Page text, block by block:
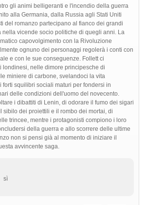
gli animi belligeranti e l'incendio della guerra
alla Germania, dalla Russia agli Stati Uniti
del romanzo partecipano al fianco dei grandi
nella vicende socio politiche di quegli anni. La
capovolgimento con la Rivoluzione
ognuno dei personaggi regolerà i conti con
e con le sue conseguenze. Follett ci
londinesi, nelle dimore principesche di
miniere di carbone, svelandoci la vita
forti squilibri sociali maturi per fondersi in
delle condizioni dell'uomo del novecento.
i dibattiti di Lenin, di odorare il fumo dei sigari
sibilo dei proiettili e il rombo dei mortai, di
trincee, mentre i protagonisti compiono i loro
della guerra e allo scorrere delle ultime
non si pensi già al momento di iniziare il
avvincente saga.
sì